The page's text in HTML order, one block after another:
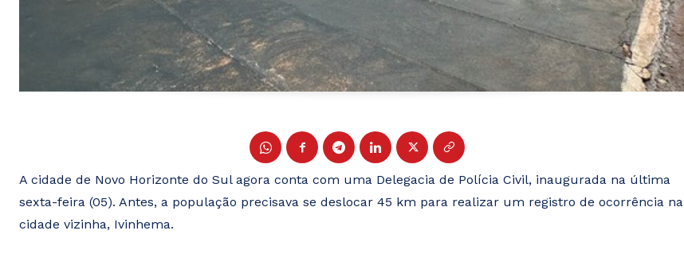
A cidade de Novo Horizonte do Sul agora conta com uma Delegacia de Polícia Civil, inaugurada na última
sexta-feira (05). Antes, a população precisava se deslocar 45 km para realizar um registro de ocorrência na
cidade vizinha, Ivinhema.